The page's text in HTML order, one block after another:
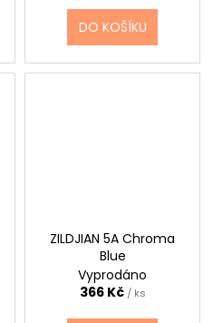
DO KOŠÍKU
ZILDJIAN 5A Chroma
Blue
Vyprodáno
366 Kč / ks